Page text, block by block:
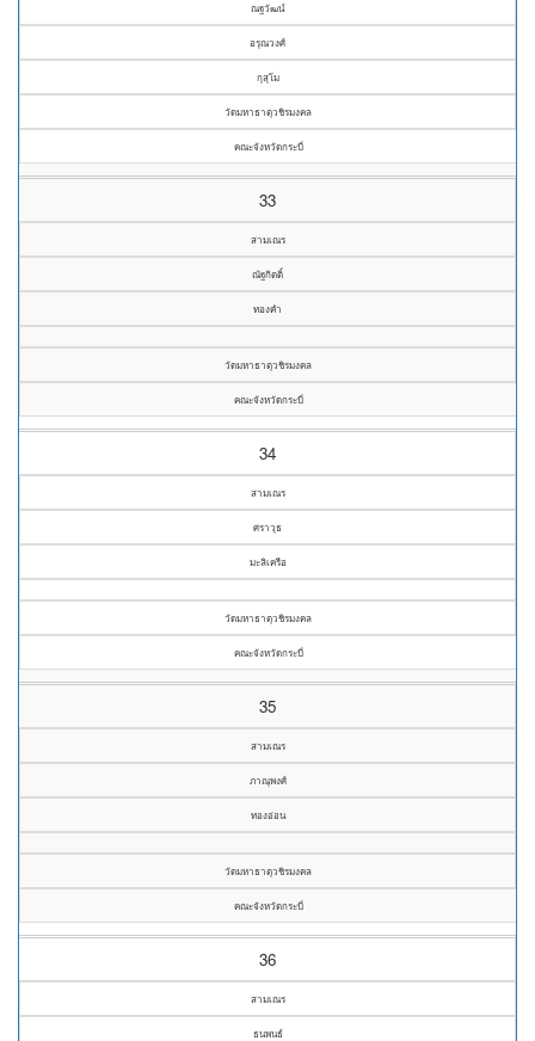
ณฐวัฒน์
อรุณวงศ์
กุสุโม
วัดมหาธาตุวชิรมงคล
คณะจังหวัดกระบี่
33
สามเณร
ณัฐกิตติ์
ทองคำ
วัดมหาธาตุวชิรมงคล
คณะจังหวัดกระบี่
34
สามเณร
ศราวุธ
มะลิเครือ
วัดมหาธาตุวชิรมงคล
คณะจังหวัดกระบี่
35
สามเณร
ภาณุพงศ์
ทองอ่อน
วัดมหาธาตุวชิรมงคล
คณะจังหวัดกระบี่
36
สามเณร
ธนพนธ์